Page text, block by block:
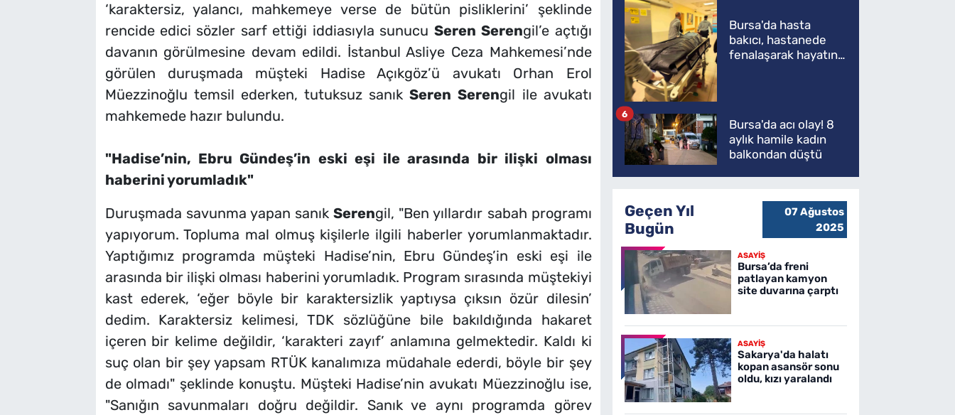
‘karaktersiz, yalancı, mahkemeye verse de bütün pisliklerini’ şeklinde
rencide edici sözler sarf ettiği iddiasıyla sunucu Seren Serengil’e açtığı
davanın görülmesine devam edildi. İstanbul Asliye Ceza Mahkemesi’nde
görülen duruşmada müşteki Hadise Açıkgöz’ü avukatı Orhan Erol
Müezzinoğlu temsil ederken, tutuksuz sanıkSeren Serengil ile avukatı
mahkemede hazır bulundu.
"Hadise’nin, Ebru Gündeş’in eski eşi ile arasında bir ilişki olması
haberini yorumladık"
Duruşmada savunma yapan sanıkSerengil, "Ben yıllardır sabah programı
yapıyorum. Topluma mal olmuş kişilerle ilgili haberler yorumlanmaktadır.
Yaptığımız programda müşteki Hadise’nin, Ebru Gündeş’in eski eşi ile
arasında bir ilişki olması haberini yorumladık. Program sırasında müştekiyi
kast ederek, ‘eğer böyle bir karaktersizlik yaptıysa çıksın özür dilesin’
dedim. Karaktersiz kelimesi, TDK sözlüğüne bile bakıldığında hakaret
içeren bir kelime değildir, ‘karakteri zayıf’ anlamına gelmektedir. Kaldı ki
suç olan bir şey yapsam RTÜK kanalımıza müdahale ederdi, böyle bir şey
de olmadı" şeklinde konuştu. Müşteki Hadise’nin avukatı Müezzinoğlu ise,
"Sanığın savunmaları doğru değildir. Sanık ve aynı programda görev
Bursa'da hasta
bakıcı, hastanede
fenalaşarak hayatını
Bursa'da acı olay! 8
aylık hamile kadın
balkondan düştü
6
Geçen Yıl
Bugün
07 Ağustos
2025
ASAYİŞ
Bursa’da freni
patlayan kamyon
site duvarına çarptı
ASAYİŞ
Sakarya'da halatı
kopan asansör sonu
oldu, kızı yaralandı